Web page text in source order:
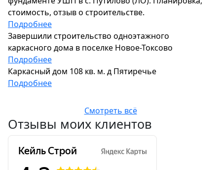
стоимость, отзыв о строительстве.
Подробнее
Завершили строительство одноэтажного
каркасного дома в поселке Новое-Токсово
Подробнее
Каркасный дом 108 кв. м. д Пятиречье
Подробнее
Смотреть всё
Отзывы моих клиентов